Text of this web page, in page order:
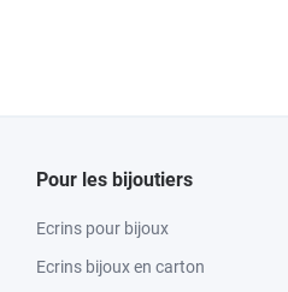
Pour les bijoutiers
Ecrins pour bijoux
Ecrins bijoux en carton